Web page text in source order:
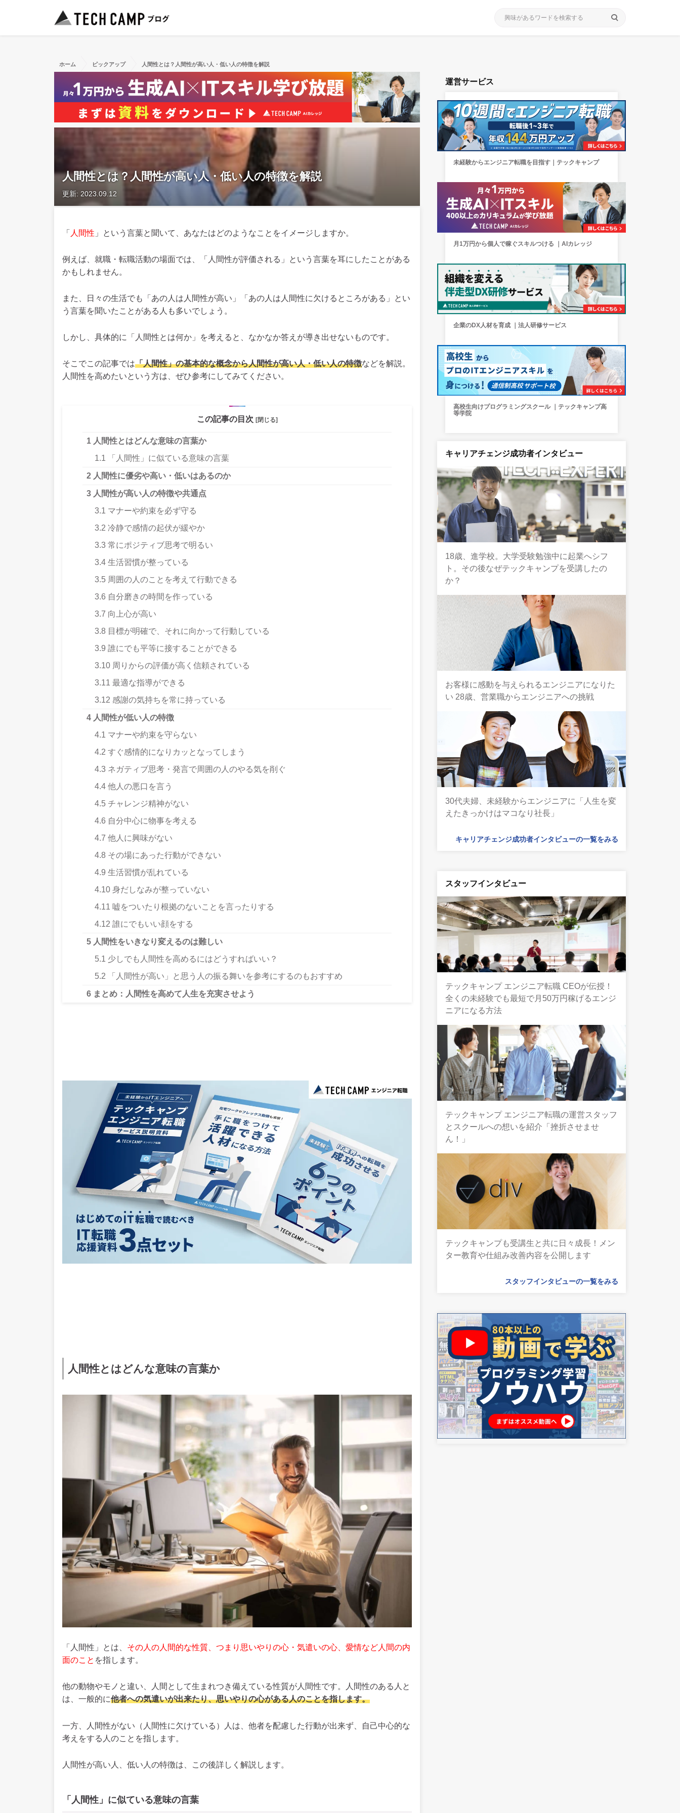
search
ホーム ピックアップ 人間性とは？人間性が高い人・低い人の特徴を解説
人間性とは？人間性が高い人・低い人の特徴を解説
更新: 2023.09.12
「 人間性 」という言葉と聞いて、あなたはどのようなことをイメージしますか。
例えば、就職・転職活動の場面では、「人間性が評価される」という言葉を耳にしたことがある
かもしれません。
また、日々の生活でも「あの人は人間性が高い」「あの人は人間性に欠けるところがある」とい
う言葉を聞いたことがある人も多いでしょう。
しかし、具体的に「人間性とは何か」を考えると、なかなか答えが導き出せないものです。
そこでこの記事では「人間性」の基本的な概念から人間性が高い人・低い人の特徴などを解説。
人間性を高めたいという方は、ぜひ参考にしてみてください。
この記事の目次 [閉じる]
1 人間性とはどんな意味の言葉か
1.1 「人間性」に似ている意味の言葉
2 人間性に優劣や高い・低いはあるのか
3 人間性が高い人の特徴や共通点
3.1 マナーや約束を必ず守る
3.2 冷静で感情の起伏が緩やか
3.3 常にポジティブ思考で明るい
3.4 生活習慣が整っている
3.5 周囲の人のことを考えて行動できる
3.6 自分磨きの時間を作っている
3.7 向上心が高い
3.8 目標が明確で、それに向かって行動している
3.9 誰にでも平等に接することができる
3.10 周りからの評価が高く信頼されている
3.11 最適な指導ができる
3.12 感謝の気持ちを常に持っている
4 人間性が低い人の特徴
4.1 マナーや約束を守らない
4.2 すぐ感情的になりカッとなってしまう
4.3 ネガティブ思考・発言で周囲の人のやる気を削ぐ
4.4 他人の悪口を言う
4.5 チャレンジ精神がない
4.6 自分中心に物事を考える
4.7 他人に興味がない
4.8 その場にあった行動ができない
4.9 生活習慣が乱れている
4.10 身だしなみが整っていない
4.11 嘘をついたり根拠のないことを言ったりする
4.12 誰にでもいい顔をする
5 人間性をいきなり変えるのは難しい
5.1 少しでも人間性を高めるにはどうすればいい？
5.2 「人間性が高い」と思う人の振る舞いを参考にするのもおすすめ
6 まとめ：人間性を高めて人生を充実させよう
人間性とはどんな意味の言葉か
「人間性」とは、 その人の人間的な性質、つまり思いやりの心・気遣いの心、愛情など人間の内
面のこと を指します。
他の動物やモノと違い、人間として生まれつき備えている性質が人間性です。人間性のある人と
は、一般的に他者への気遣いが出来たり、思いやりの心がある人のことを指します。
一方、人間性がない（人間性に欠けている）人は、他者を配慮した行動が出来ず、自己中心的な
考えをする人のことを指します。
人間性が高い人、低い人の特徴は、この後詳しく解説します。
「人間性」に似ている意味の言葉
運営サービス
未経験からエンジニア転職を目指す｜テックキャンプ
月1万円から個人で稼ぐスキルつける ｜AIカレッジ
企業のDX人材を育成 ｜法人研修サービス
高校生向けプログラミングスクール ｜テックキャンプ高
等学院
キャリアチェンジ成功者インタビュー
18歳、進学校。大学受験勉強中に起業へシフ
ト。その後なぜテックキャンプを受講したの
か？
お客様に感動を与えられるエンジニアになりた
い 28歳、営業職からエンジニアへの挑戦
30代夫婦、未経験からエンジニアに「人生を変
えたきっかけはマコなり社長」
キャリアチェンジ成功者インタビューの一覧をみる
スタッフインタビュー
テックキャンプ エンジニア転職 CEOが伝授！
全くの未経験でも最短で月50万円稼げるエンジ
ニアになる方法
テックキャンプ エンジニア転職の運営スタッフ
とスクールへの想いを紹介「挫折させませ
ん！」
テックキャンプも受講生と共に日々成長！メン
ター教育や仕組み改善内容を公開します
スタッフインタビューの一覧をみる